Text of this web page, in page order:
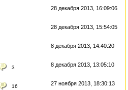
28 декабря 2013, 16:09:06
28 декабря 2013, 15:54:05
8 декабря 2013, 14:40:20
3 8 декабря 2013, 13:05:10
16 27 ноября 2013, 18:30:13